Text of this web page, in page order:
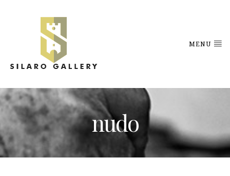
MENU
nudo